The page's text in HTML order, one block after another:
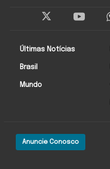
Anuncie Conosco
Últimas Notícias
Brasil
Mundo